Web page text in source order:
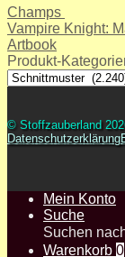
Champs
Vampire Knight:
Artbook
Produkt-
© Stoffzauberland
Datenschutzerklärung
Mein Konto
Suche
Suchen
Warenkorb 0